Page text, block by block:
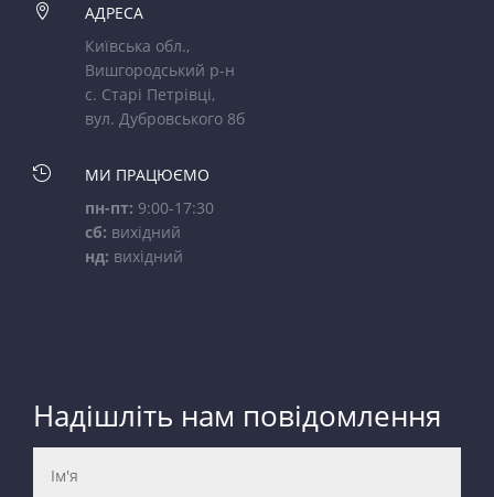

АДРЕСА
Київська обл.,
Вишгородський р-н
с. Старі Петрівці,
вул. Дубровського 8б

МИ ПРАЦЮЄМО
пн-пт: 9:00-17:30
сб: вихідний
нд: вихідний
Надішліть нам повідомлення